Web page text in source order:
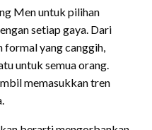
Men untuk pilihan
setiap gaya. Dari
formal yang canggih,
untuk semua orang.
memasukkan tren